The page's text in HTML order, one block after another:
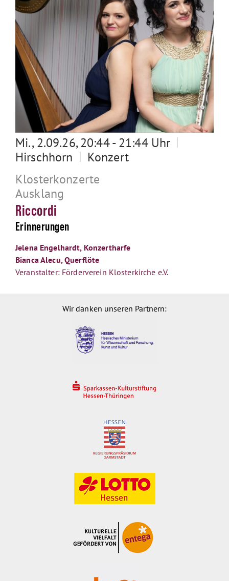
Mi., 2.09.26, 20:44 - 21:44 Uhr |
Hirschhorn | Konzert
Klosterkonzerte
Ausklang
Riccordi
Erinnerungen
Jelena Engelhardt, Konzertharfe
Bianca Alecu, Querflöte
Veranstalter: Förderverein Klosterkirche e.V.
Wir danken unseren Partnern: